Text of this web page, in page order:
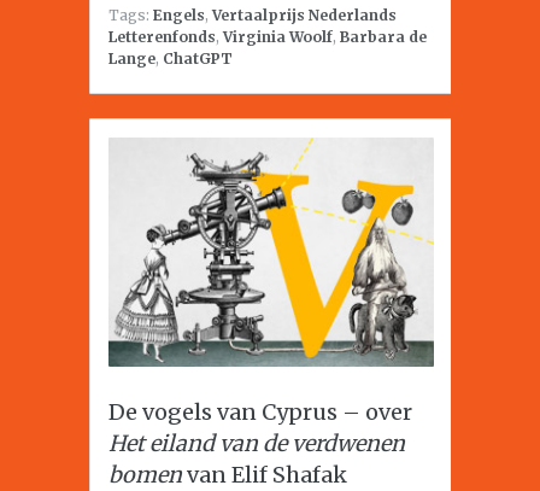
Tags: Engels,Vertaalprijs Nederlands
Letterenfonds,Virginia Woolf, Barbara de
Lange, ChatGPT
De vogels van Cyprus – over
Het eiland van de verdwenen
bomenvan Elif Shafak